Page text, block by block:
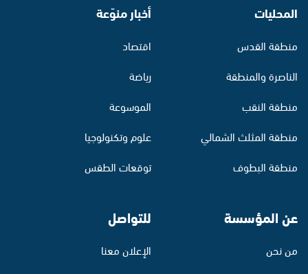
المحليات
منطقة القدس
الناصرة والمنطقة
منطقة النقب
منطقة المثلث الشمالي
منطقة البطوف
أخبار منوّعة
اقتصاد
رياضة
الموسوعة
علوم وتكنولوجيا
توقعات الطقس
عن المؤسسة
من نحن
للتواصل
الإعلان معنا